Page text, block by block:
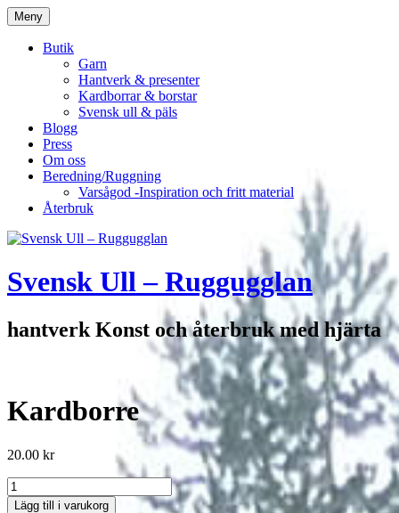
Hoppa
till
innehåll
Meny
Butik
Garn
Hantverk & presenter
Kardborrar & borstar
Svensk ull & päls
Blogg
Press
Om oss
Beredning/Ruggning
Varsågod -Inspiration och fritt material
Återbruk
Svensk Ull – Ruggugglan
hantverk Konst och återbruk med hjärta
Kardborre
20.00 kr
Kardborre
mängd
Lägg till i varukorg